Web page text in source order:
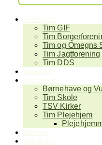
Tim GIF
Tim
Tim og Omegns
Tim Jagtforening
Tim DDS
Børnehave og
Tim Skole
TSV Kirker
Tim Plejehjem